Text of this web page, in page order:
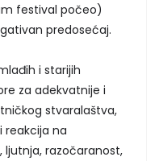
festival počeo)
predosećaj.
i starijih
za adekvatnije i
stvaralaštva,
reakcija na
ljutnja, razočaranost,